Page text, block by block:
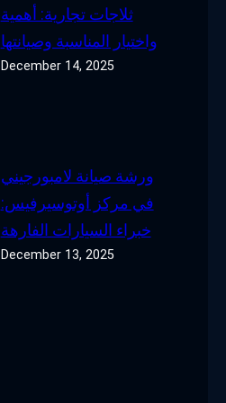
ثلاجات تجارية: أهمية
واختيار المناسبة وصيانتها
December 14, 2025
ورشة صيانة لامبورجيني
في مركز أوتوسيرفيس:
خبراء السيارات الفارهة
December 13, 2025